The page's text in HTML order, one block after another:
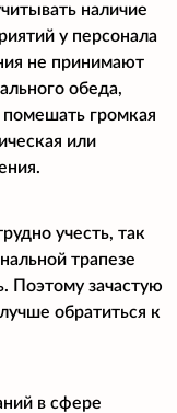
наличие
у персонала
не принимают
обеда,
помешать громкая
или
учесть, так
трапезе
Поэтому зачастую
обратиться к
в сфере